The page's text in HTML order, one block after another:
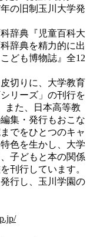
の旧制玉川大学発
辞典『児童百科大
辞典を精力的に出
ども博物誌』全12
切りに、大学教育
リーズ」の刊行を
また、日本高等教
集・発行もおこな
でをひとつのキャ
色を生かし、大学
子どもと本の関係
刊行しています。
行し、玉川学園の